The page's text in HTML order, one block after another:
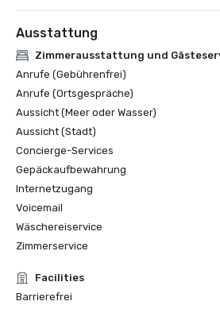
Ausstattung
Zimmerausstattung und
Anrufe (Gebührenfrei)
Anrufe (Ortsgespräche)
Aussicht (Meer oder Wasser)
Aussicht (Stadt)
Concierge-Services
Gepäckaufbewahrung
Internetzugang
Voicemail
Wäschereiservice
Zimmerservice
Facilities
Barrierefrei